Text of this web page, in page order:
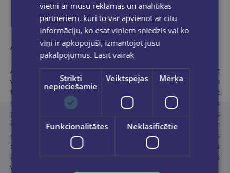
Atsauksmes
A
utores pirmais romāns, drosmīgs, uz to vairāk nekā citreiz
vedina “es” forma, ko tur liegties. Pat ja sākumā apsvērta doma
to izdot ar pseidonīmu, rakstniece bijusi spiesta sev atzīt, ka bez
drosmes nav jēgas rakstīt. Toties vīrietim gan te piešķirts
pseidonīms – Revolūcija. Vai viņš pats to zina? Revolūcijas
vienmēr piesaista uzmanību, vai tā būtu franču buržuāziskā vai
glikozes revolūcija. Atpazīstamo situāciju un emociju krellēs
nevar nepievērst uzmanību pievilcīgajai valodas izjūtai. Šis
grāmata jālasa arī tiem, kas nav “Vakara romānu” fani. Viens
vai divi vakari – un Tu, iespējams, sajūsmā /Aivars Eipurs/
vietni ar mūsu reklāmas un analītikas
partneriem, kuri to var apvienot ar citu
informāciju, ko esat viņiem sniedzis vai ko
viņi ir apkopojuši, izmantojot jūsu
pakalpojumus. Lasīt vairāk
Strikti
nepieciešamie
Veiktspējas Mērķa
Funkcionalitātes Neklasificētie